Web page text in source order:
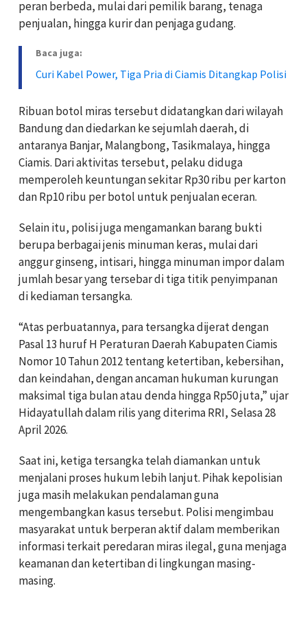
peran berbeda, mulai dari pemilik barang, tenaga
penjualan, hingga kurir dan penjaga gudang.
Baca juga:
Curi Kabel Power, Tiga Pria di Ciamis Ditangkap Polisi
Ribuan botol miras tersebut didatangkan dari wilayah
Bandung dan diedarkan ke sejumlah daerah, di
antaranya Banjar, Malangbong, Tasikmalaya, hingga
Ciamis. Dari aktivitas tersebut, pelaku diduga
memperoleh keuntungan sekitar Rp30 ribu per karton
dan Rp10 ribu per botol untuk penjualan eceran.
Selain itu, polisi juga mengamankan barang bukti
berupa berbagai jenis minuman keras, mulai dari
anggur ginseng, intisari, hingga minuman impor dalam
jumlah besar yang tersebar di tiga titik penyimpanan
di kediaman tersangka.
“Atas perbuatannya, para tersangka dijerat dengan
Pasal 13 huruf H Peraturan Daerah Kabupaten Ciamis
Nomor 10 Tahun 2012 tentang ketertiban, kebersihan,
dan keindahan, dengan ancaman hukuman kurungan
maksimal tiga bulan atau denda hingga Rp50 juta,” ujar
Hidayatullah dalam rilis yang diterima RRI, Selasa 28
April 2026.
Saat ini, ketiga tersangka telah diamankan untuk
menjalani proses hukum lebih lanjut. Pihak kepolisian
juga masih melakukan pendalaman guna
mengembangkan kasus tersebut. Polisi mengimbau
masyarakat untuk berperan aktif dalam memberikan
informasi terkait peredaran miras ilegal, guna menjaga
keamanan dan ketertiban di lingkungan masing-
masing.